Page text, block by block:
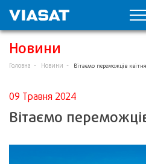
Новини
Головна Новини Вітаємо переможців
09 Травня 2024
Вітаємо